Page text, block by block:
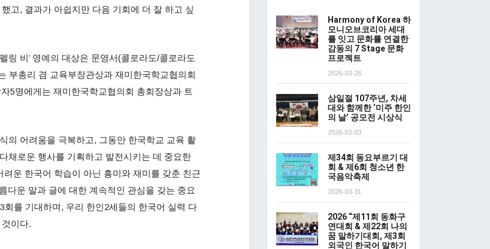
고, 결과가 아쉽지만 다음 기회에 더 잘 하고 싶
링 비’ 영예의 대상은 문영서(콜로라도/콜로라도
부총리 겸 교육부장관상과 재미한국학교협의회
5명에게는 재미한국학교협의회 총회장상과 트
의 어려움을 극복하고, 그동안 한국학교 교육 활
채로운 행사를 기획하고 발전시키는 데 중요한
운 한국어 학습이 아닌 흥미와 재미를 갖춘 친근
다운 말과 글에 대한 계속적인 관심을 갖는 중요
를 기대하며, 우리 한인2세들의 한국어 실력 다
이다.
Harmony of Korea 하
모니오브코리아 세대
를 잇고 문화를 연결한
감동의 7 Stage 문화
프로젝트
2026-03-26
삼일절 107주년, 차세
대와 함께한 ‘미주 한인
의 날’ 공모전 시상식
2026-03-03
제34회 동요부르기 대
회 & 제6회 청소년 한
국음악축제
2026-03-31
2026 “제11회 동화구
연대회 & 제22회 나의
꿈 말하기대회, 제3회
외국인 한국어 말하기